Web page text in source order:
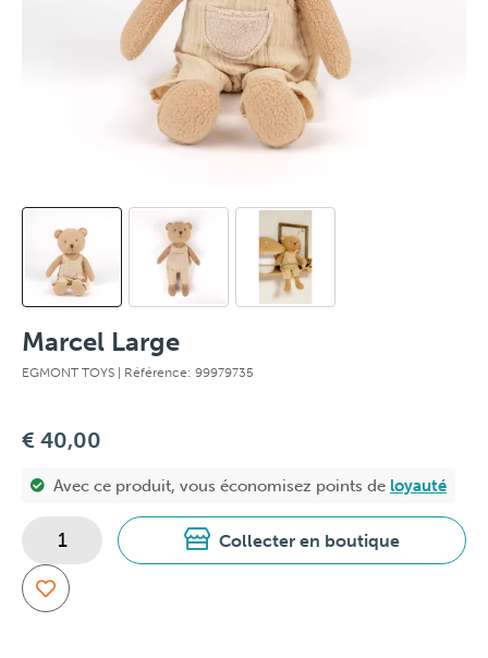
Marcel Large
EGMONT TOYS | Référence: 99979735
€ 40,00
Avec ce produit, vous économisez points de loyauté
Collecter en boutique